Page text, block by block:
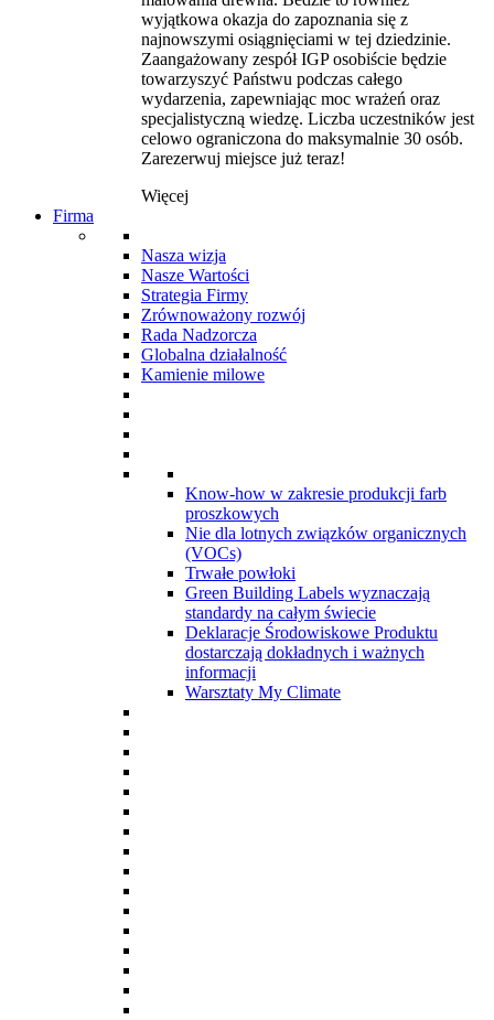
wyjątkowa okazja do zapoznania się z
najnowszymi osiągnięciami w tej dziedzinie.
Zaangażowany zespół IGP osobiście będzie
towarzyszyć Państwu podczas całego
wydarzenia, zapewniając moc wrażeń oraz
specjalistyczną wiedzę. Liczba uczestników jest
celowo ograniczona do maksymalnie 30 osób.
Zarezerwuj miejsce już teraz!
Więcej
Firma
Nasza wizja
Nasze Wartości
Strategia Firmy
Zrównoważony rozwój
Rada Nadzorcza
Globalna działalność
Kamienie milowe
Know-how w zakresie produkcji farb
proszkowych
Nie dla lotnych związków organicznych
(VOCs)
Trwałe powłoki
Green Building Labels wyznaczają
standardy na całym świecie
Deklaracje Środowiskowe Produktu
dostarczają dokładnych i ważnych
informacji
Warsztaty My Climate